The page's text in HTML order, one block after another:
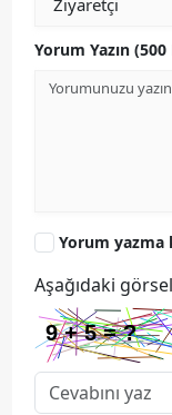
Yorum Yazın
Yorum yazma
Aşağıdaki